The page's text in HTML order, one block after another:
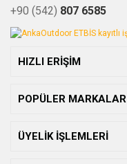
+90 (542) 807 6585
HIZLI ERİŞİM
POPÜLER MARKALAR
ÜYELİK İŞLEMLERİ